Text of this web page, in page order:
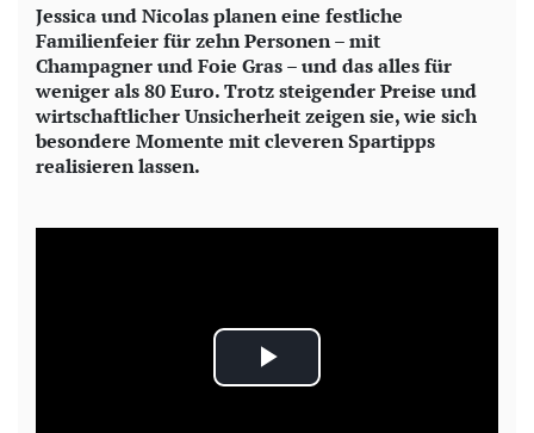
Jessica und Nicolas planen eine festliche
Familienfeier für zehn Personen – mit
Champagner und Foie Gras – und das alles für
weniger als 80 Euro. Trotz steigender Preise und
wirtschaftlicher Unsicherheit zeigen sie, wie sich
besondere Momente mit cleveren Spartipps
realisieren lassen.
P